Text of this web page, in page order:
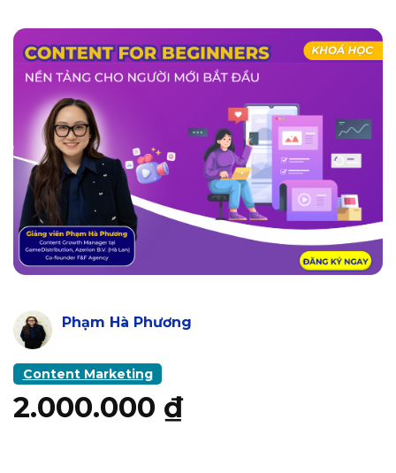
Phạm Hà Phương
Content Marketing
2.000.000 ₫